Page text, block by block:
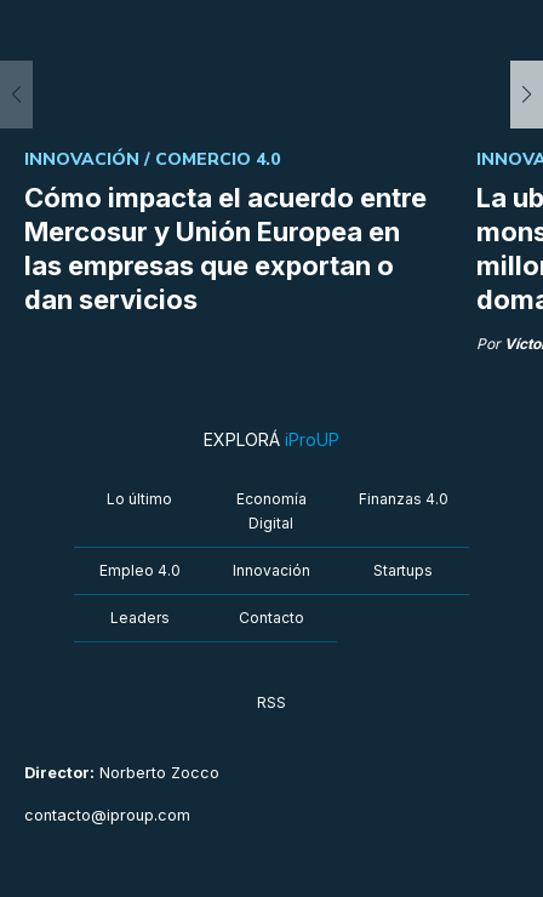
Cómo impacta el acuerdo entre
Mercosur y Unión Europea en
las empresas que exportan o
dan servicios
INNOVACIÓN / COMERCIO 4.0
La
Por
Director: Norberto Zocco
contacto@iproup.com
EXPLORÁ iProUP
Lo último
Economía
Digital
Finanzas 4.0
Empleo 4.0 Innovación Startups
Leaders Contacto
RSS